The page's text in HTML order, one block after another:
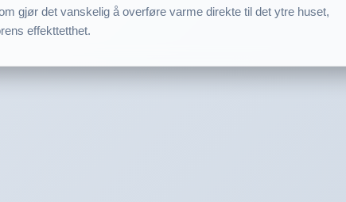
gjør det vanskelig å overføre varme direkte til det ytre huset,
effekttetthet.